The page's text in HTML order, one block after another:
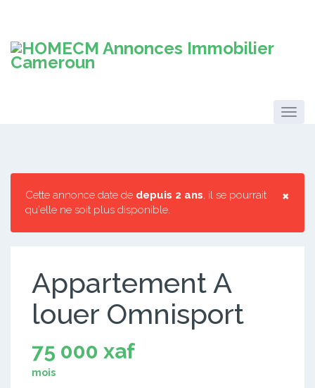
×
Cette annonce date de depuis 2 ans, il se pourrait
qu'elle ne soit plus disponible.
Appartement A
louer Omnisport
75 000 xaf
mois